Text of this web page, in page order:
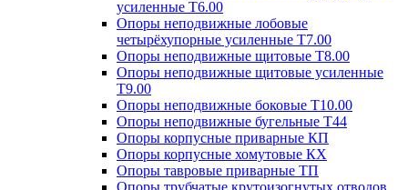
усиленные Т6.00
Опоры неподвижные лобовые
четырёхупорные усиленные Т7.00
Опоры неподвижные щитовые Т8.00
Опоры неподвижные щитовые усиленные
Т9.00
Опоры неподвижные боковые Т10.00
Опоры неподвижные бугельные Т44
Опоры корпусные приварные КП
Опоры корпусные хомутовые КХ
Опоры тавровые приварные ТП
Опоры трубчатые крутоизогнутых отводов